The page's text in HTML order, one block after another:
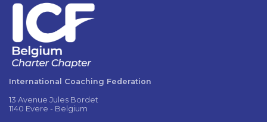
International Coaching Federation
13 Avenue Jules Bordet
1140 Evere - Belgium